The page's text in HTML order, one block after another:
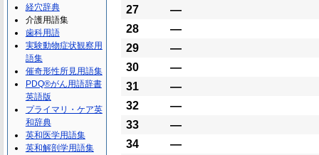
27
―
28
―
29
―
30
―
31
―
32
―
33
―
34
―
経穴辞典
介護用語集
歯科用語
実験動物症状観察用
語集
催奇形性所見用語集
PDQ®がん用語辞書
英語版
プライマリ・ケア英
和辞典
英和医学用語集
英和解剖学用語集